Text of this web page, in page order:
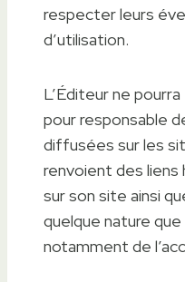
respecter leurs
d’utilisation.
L’Éditeur ne
pour responsable
diffusées sur les
renvoient des
sur son site ainsi
quelque nature
notamment de